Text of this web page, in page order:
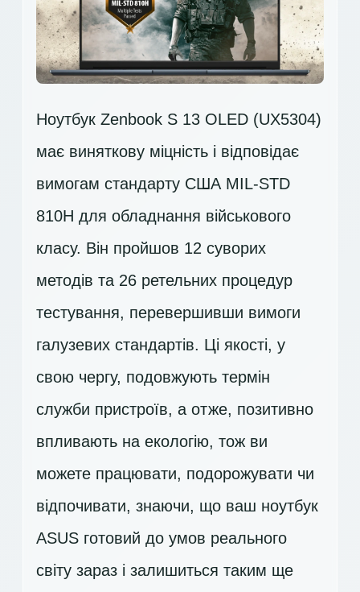
Ноутбук Zenbook S 13 OLED (UX5304)
має виняткову міцність і відповідає
вимогам стандарту США MIL-STD
810H для обладнання військового
класу. Він пройшов 12 суворих
методів та 26 ретельних процедур
тестування, перевершивши вимоги
галузевих стандартів. Ці якості, у
свою чергу, подовжують термін
служби пристроїв, а отже, позитивно
впливають на екологію, тож ви
можете працювати, подорожувати чи
відпочивати, знаючи, що ваш ноутбук
ASUS готовий до умов реального
світу зараз і залишиться таким ще